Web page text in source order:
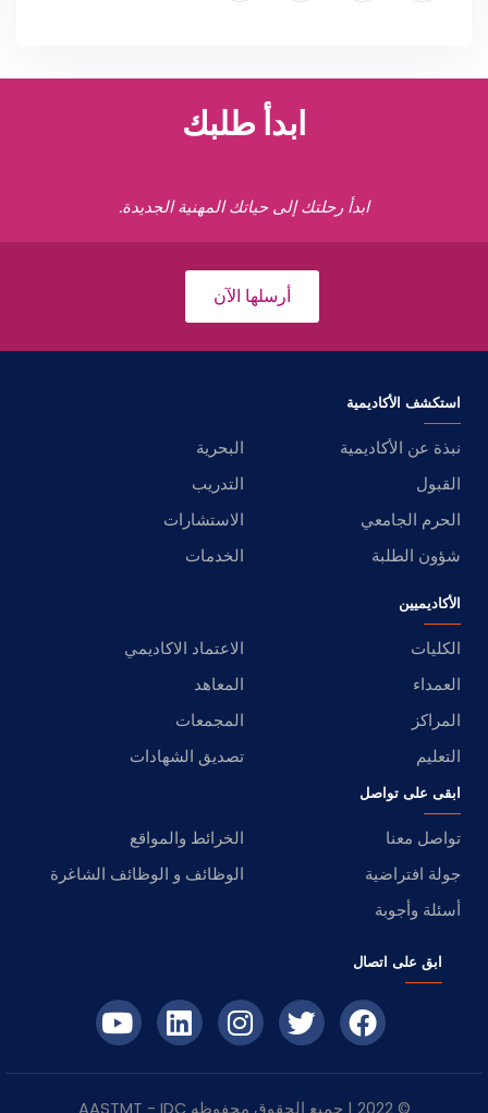
ابدأ طلبك
ابدأ رحلتك إلى حياتك المهنية الجديدة.
أرسلها الآن
استكشف الأكاديمية
نبذة عن الأكاديمية
البحرية
القبول
التدريب
الحرم الجامعي
الاستشارات
شؤون الطلبة
الخدمات
الأكاديميين
الكليات
الاعتماد الاكاديمي
العمداء
المعاهد
المراكز
المجمعات
التعليم
تصديق الشهادات
ابقى على تواصل
تواصل معنا
الخرائط والمواقع
جولة افتراضية
الوظائف و الوظائف الشاغرة
أسئلة وأجوبة
ابق على اتصال
© 2022 | جميع الحقوق محفوظه IDC
- AASTMT